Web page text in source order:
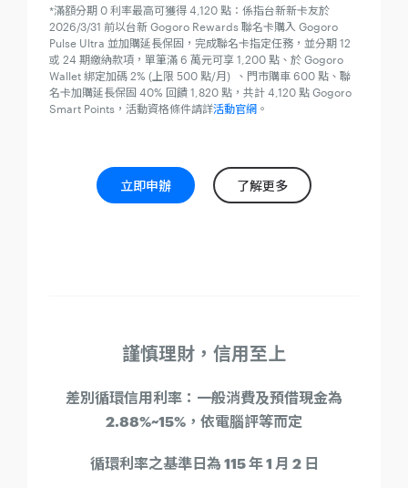
*滿額分期 0 利率最高可獲得 4,120 點：係指台新新卡友於
2026/3/31 前以台新 Gogoro Rewards 聯名卡購入 Gogoro
Pulse Ultra 並加購延長保固，完成聯名卡指定任務，並分期 12
或 24 期繳納款項，單筆滿 6 萬元可享 1,200 點、於 Gogoro
Wallet 綁定加碼 2% (上限 500 點/月) 、門市購車 600 點、聯
名卡加購延長保固 40% 回饋 1,820 點，共計 4,120 點 Gogoro
Smart Points，活動資格條件請詳活動官網 。
立即申辦 了解更多
謹慎理財，信用至上
差別循環信用利率：一般消費及預借現金為
2.88%~15%，依電腦評等而定
循環利率之基準日為 115 年 1 月 2 日